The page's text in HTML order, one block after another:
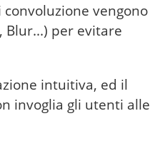
vengono
Blur...) per evitare
intuitiva, ed il
invoglia gli utenti alle